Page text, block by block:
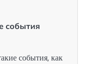
события
события, как